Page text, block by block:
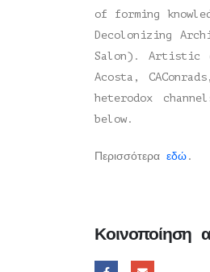
of forming
Decolonizing
Salon). Artistic
Acosta,
heterodox
below.
Περισσότερα εδώ .
Κοινοποίηση